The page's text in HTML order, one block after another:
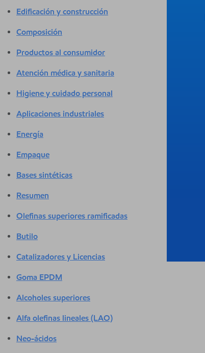
Edificación y construcción
Composición
Productos al consumidor
Atención médica y sanitaria
Higiene y cuidado personal
Aplicaciones industriales
Energía
Empaque
Bases sintéticas
Resumen
Olefinas superiores ramificadas
Butilo
Catalizadores y Licencias
Goma EPDM
Alcoholes superiores
Alfa olefinas lineales (LAO)
Neo-ácidos